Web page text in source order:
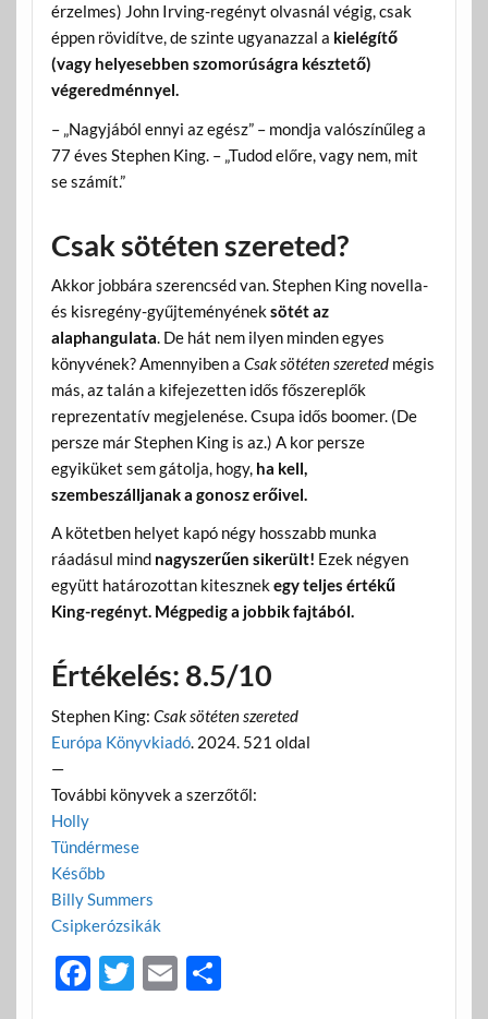
érzelmes) John Irving-regényt olvasnál végig, csak
éppen rövidítve, de szinte ugyanazzal a kielégítő
(vagy helyesebben szomorúságra késztető)
végeredménnyel.
– „Nagyjából ennyi az egész” – mondja valószínűleg a
77 éves Stephen King. – „Tudod előre, vagy nem, mit
se számít.”
Csak sötéten szereted?
Akkor jobbára szerencséd van. Stephen King novella-
és kisregény-gyűjteményéneksötét az
alaphangulata. De hát nem ilyen minden egyes
könyvének? Amennyiben a Csak sötéten szeretedmégis
más, az talán a kifejezetten idős főszereplők
reprezentatív megjelenése. Csupa idős boomer. (De
persze már Stephen King is az.) A kor persze
egyiküket sem gátolja, hogy, ha kell,
szembeszálljanak a gonosz erőivel.
A kötetben helyet kapó négy hosszabb munka
ráadásul mind nagyszerűen sikerült! Ezek négyen
együtt határozottan kitesznekegy teljes értékű
King-regényt. Mégpedig a jobbik fajtából.
Értékelés: 8.5/10
Stephen King: Csak sötéten szereted
Európa Könyvkiadó. 2024. 521 oldal
—
További könyvek a szerzőtől:
Holly
Tündérmese
Később
Billy Summers
Csipkerózsikák
F T E O